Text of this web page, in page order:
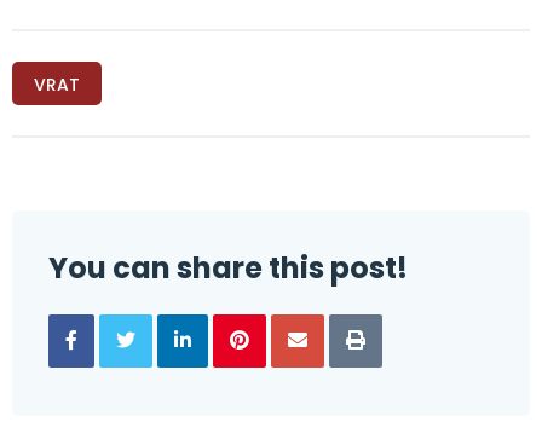
VRAT
You can share this post!